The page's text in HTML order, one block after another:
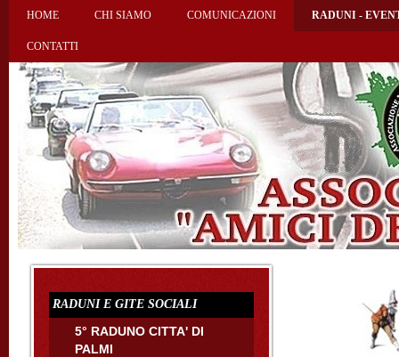
HOME CHI SIAMO COMUNICAZIONI RADUNI -
CONTATTI
RADUNI E GITE SOCIALI
5° RADUNO CITTA' DI
PALMI